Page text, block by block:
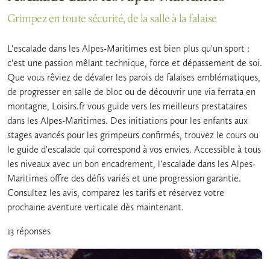
Grimpez en toute sécurité, de la salle à la falaise
L'escalade dans les Alpes-Maritimes est bien plus qu'un sport :
c'est une passion mêlant technique, force et dépassement de soi.
Que vous rêviez de dévaler les parois de falaises emblématiques,
de progresser en salle de bloc ou de découvrir une via ferrata en
montagne, Loisirs.fr vous guide vers les meilleurs prestataires
dans les Alpes-Maritimes. Des initiations pour les enfants aux
stages avancés pour les grimpeurs confirmés, trouvez le cours ou
le guide d'escalade qui correspond à vos envies. Accessible à tous
les niveaux avec un bon encadrement, l'escalade dans les Alpes-
Maritimes offre des défis variés et une progression garantie.
Consultez les avis, comparez les tarifs et réservez votre
prochaine aventure verticale dès maintenant.
13 réponses